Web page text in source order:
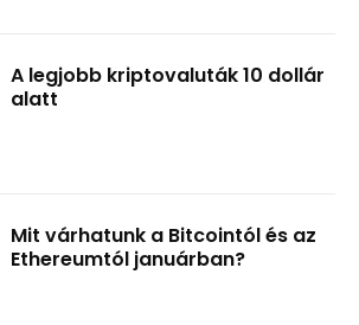
A legjobb kriptovaluták 10 dollár
alatt
Mit várhatunk a Bitcointól és az
Ethereumtól januárban?